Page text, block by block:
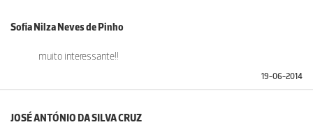
Sofia Nilza Neves de Pinho
muito interessante!!
19-06-2014
JOSÉ ANTÓNIO DA SILVA CRUZ